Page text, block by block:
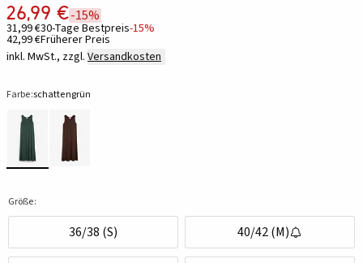
26,99 €-15%
31,99 €30-Tage Bestpreis-15%
42,99 €Früherer Preis
inkl. MwSt., zzgl. Versandkosten
Farbe:schattengrün
Größe:
36/38 (S) 40/42 (M)